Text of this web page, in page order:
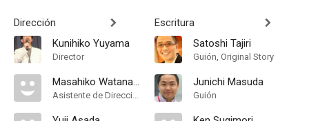
Dirección
Kunihiko Yuyama
Director
Masahiko Watanabe
Asistente de Dirección
Escritura
Satoshi Tajiri
Guión, Original Story
Junichi Masuda
Guión